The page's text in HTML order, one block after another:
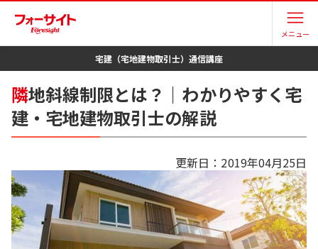
メニュー
宅建（宅地建物取引士）通信講座
隣地斜線制限とは？｜わかりやすく宅
建・宅地建物取引士の解説
更新日： 2019年04月25日